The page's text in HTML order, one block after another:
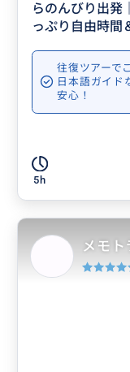
らのんびり出発
っぷり自由時間
往復ツアーで
日本語ガイド
安心！
5h
メモト